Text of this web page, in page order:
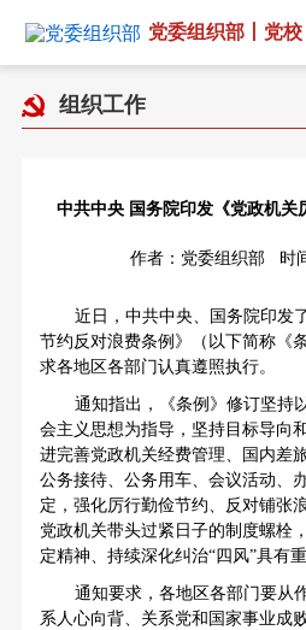
党委组织部丨党校
组织工作
中共中央 国务院印发《党政机关
作者：党委组织部 时
近日，中共中央、国务院印发
节约反对浪费条例》（以下简称《
求各地区各部门认真遵照执行。
通知指出，《条例》修订坚持
会主义思想为指导，坚持目标导向
进完善党政机关经费管理、国内差
公务接待、公务用车、会议活动、
定，强化厉行勤俭节约、反对铺张
党政机关带头过紧日子的制度螺栓
定精神、持续深化纠治“四风”具有重
通知要求，各地区各部门要从
系人心向背、关系党和国家事业成